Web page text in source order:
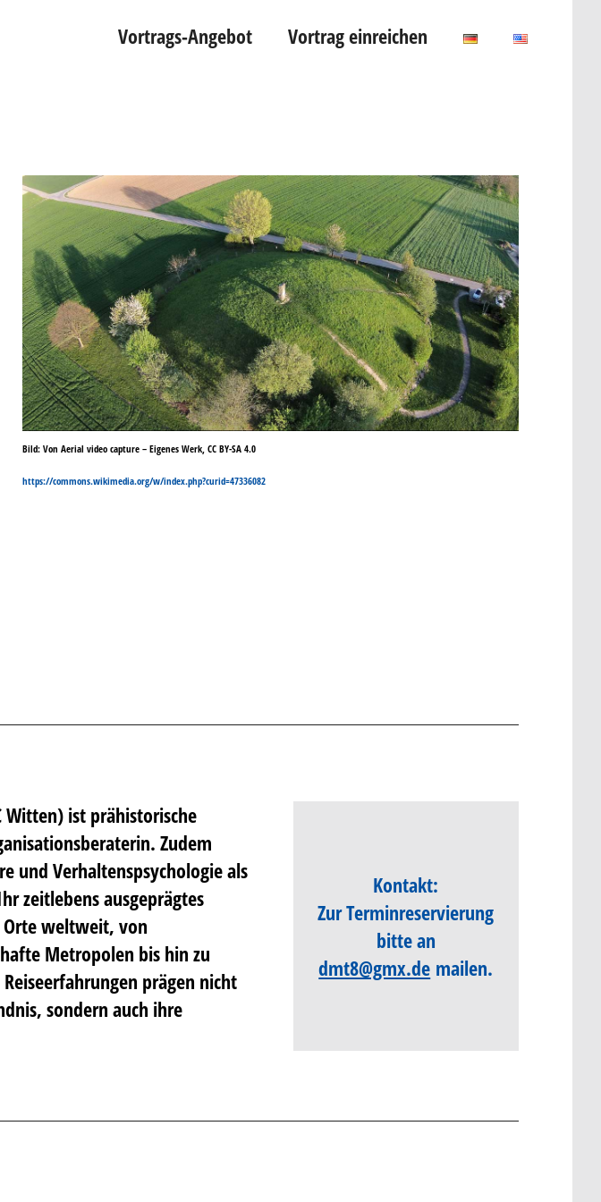
Vortrags-Angebot Vortrag einreichen
Bild: Von Aerial video capture – Eigenes Werk, CC BY-SA 4.0
https://commons.wikimedia.org/w/index.php?curid=47336082
Witten) ist prähistorische
Zudem
und Verhaltenspsychologie als
zeitlebens ausgeprägtes
Orte weltweit, von
Metropolen bis hin zu
prägen nicht
sondern auch ihre
Kontakt:
Zur Terminreservierung
bitte an
dmt8@gmx.de mailen.